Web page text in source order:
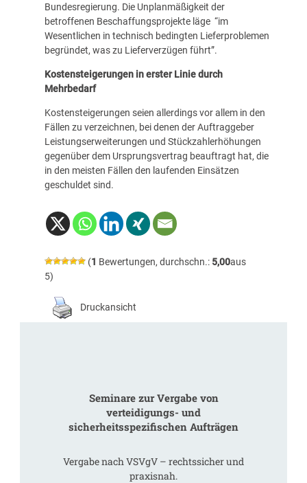
Bundesregierung. Die Unplanmäßigkeit der
betroffenen Beschaffungsprojekte läge “im
Wesentlichen in technisch bedingten Lieferproblemen
begründet, was zu Lieferverzügen führt”.
Kostensteigerungen in erster Linie durch
Mehrbedarf
Kostensteigerungen seien allerdings vor allem in den
Fällen zu verzeichnen, bei denen der Auftraggeber
Leistungserweiterungen und Stückzahlerhöhungen
gegenüber dem Ursprungsvertrag beauftragt hat, die
in den meisten Fällen den laufenden Einsätzen
geschuldet sind.
(1 Bewertungen, durchschn.: 5,00aus
5)
Druckansicht
Seminare zur Vergabe von
verteidigungs- und
sicherheitsspezifischen Aufträgen
Vergabe nach VSVgV – rechtssicher und
praxisnah.